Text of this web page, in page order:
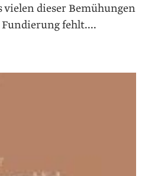
vielen dieser Bemühungen
fehlt....